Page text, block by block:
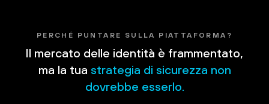
PERCHÉ PUNTARE SULLA PIATTAFORMA?
Il mercato delle identità è frammentato,
ma la tua strategia di sicurezza non
dovrebbe esserlo.